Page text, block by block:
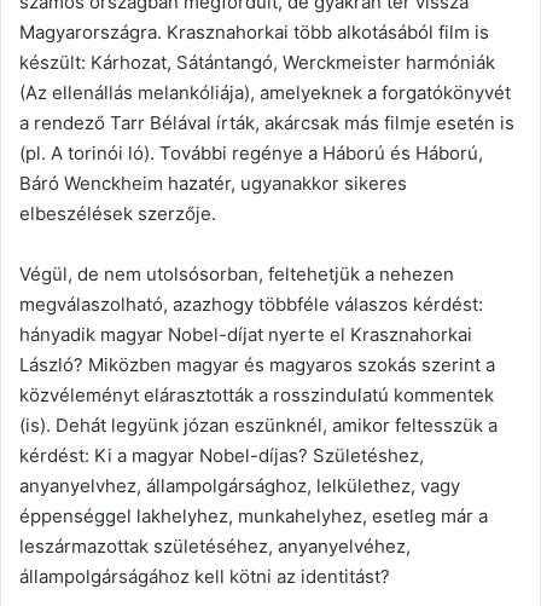
Magyarországra. Krasznahorkai több alkotásából film is
készült: Kárhozat, Sátántangó, Werckmeister harmóniák
(Az ellenállás melankóliája), amelyeknek a forgatókönyvét
a rendező Tarr Bélával írták, akárcsak más filmje esetén is
(pl. A torinói ló). További regénye a Háború és Háború,
Báró Wenckheim hazatér, ugyanakkor sikeres
elbeszélések szerzője.
Végül, de nem utolsósorban, feltehetjük a nehezen
megválaszolható, azazhogy többféle válaszos kérdést:
hányadik magyar Nobel-díjat nyerte el Krasznahorkai
László? Miközben magyar és magyaros szokás szerint a
közvéleményt elárasztották a rosszindulatú kommentek
(is). Dehát legyünk józan eszünknél, amikor feltesszük a
kérdést: Ki a magyar Nobel-díjas? Születéshez,
anyanyelvhez, állampolgársághoz, lelkülethez, vagy
éppenséggel lakhelyhez, munkahelyhez, esetleg már a
leszármazottak születéséhez, anyanyelvéhez,
állampolgárságához kell kötni az identitást?